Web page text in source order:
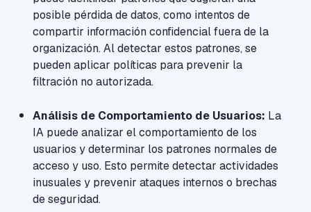
posible pérdida de datos, como intentos de
compartir información confidencial fuera de la
organización. Al detectar estos patrones, se
pueden aplicar políticas para prevenir la
filtración no autorizada.
Análisis de Comportamiento de Usuarios: La
IA puede analizar el comportamiento de los
usuarios y determinar los patrones normales de
acceso y uso. Esto permite detectar actividades
inusuales y prevenir ataques internos o brechas
de seguridad.